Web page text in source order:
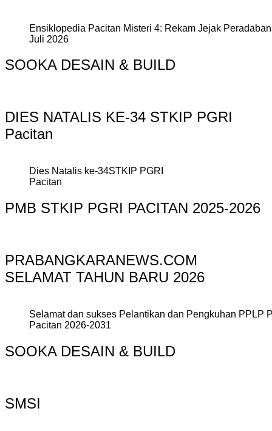
Ensiklopedia Pacitan Misteri 4: Rekam Jejak
Juli 2026
SOOKA DESAIN & BUILD
DIES NATALIS KE-34 STKIP PGRI
Pacitan
Dies Natalis ke-34STKIP PGRI
Pacitan
PMB STKIP PGRI PACITAN 2025-2026
PRABANGKARANEWS.COM
SELAMAT TAHUN BARU 2026
Selamat dan sukses Pelantikan dan Pengkuhan PPLP
Pacitan 2026-2031
SOOKA DESAIN & BUILD
SMSI